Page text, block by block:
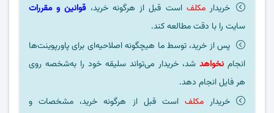
خریدارمکلف است قبل از هرگونه خرید،قوانین و مقررات
سایت را با دقت مطالعه کند.
پس از خرید، توسط ما هیچگونه اصلاحیه‌ای برای پاورپوینت‌ها
انجام نخواهد شد، خریدار می‌تواند سلیقه خود را به‌شخصه روی
هر فایل انجام دهد.
خریدارمکلف است قبل از هرگونه خرید، مشخصات و